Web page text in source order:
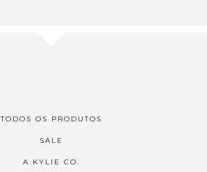
TODOS OS PRODUTOS
SALE
A KYLIE CO.